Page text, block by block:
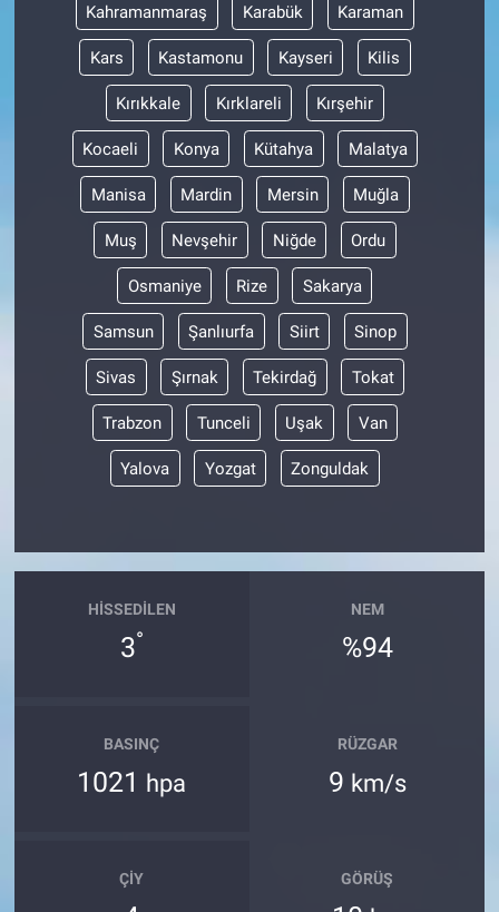
Kahramanmaraş Karabük Karaman
Kars Kastamonu Kayseri Kilis
Kırıkkale Kırklareli Kırşehir
Kocaeli Konya Kütahya Malatya
Manisa Mardin Mersin Muğla
Muş Nevşehir Niğde Ordu
Osmaniye Rize Sakarya
Samsun Şanlıurfa Siirt Sinop
Sivas Şırnak Tekirdağ Tokat
Trabzon Tunceli Uşak Van
Yalova Yozgat Zonguldak
HISSEDILEN
3°
NEM
%94
BASINÇ
1021 hpa
RÜZGAR
9 km/s
ÇIY GÖRÜŞ